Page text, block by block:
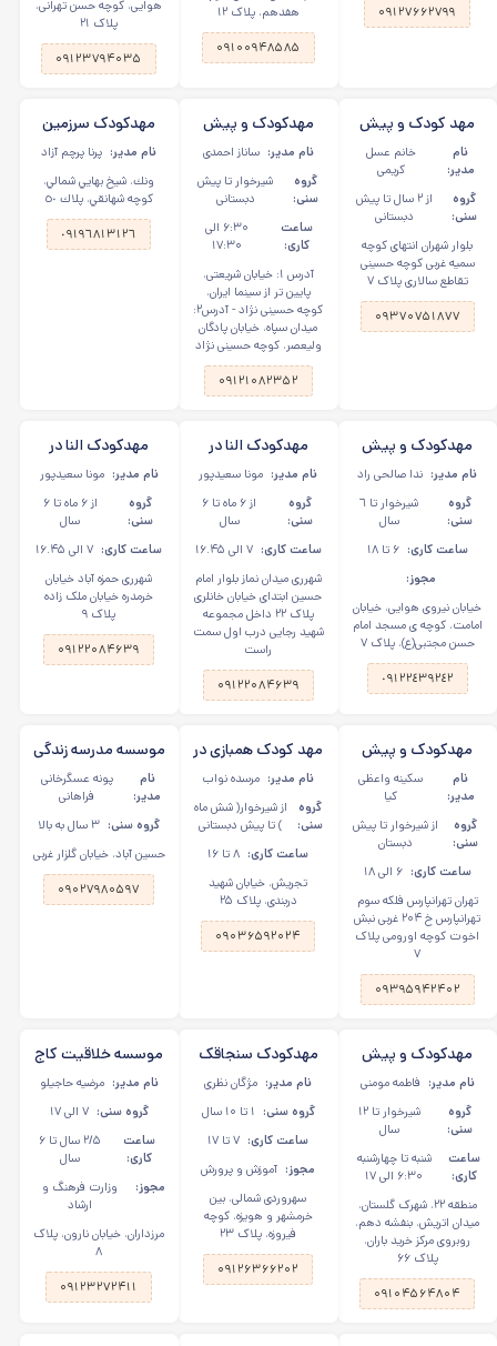
۰۹۱۲۷۶۶۲۷۹۹
هفدهم، پلاک ۱۲
۰۹۱۰۰۹۴۸۵۸۵
هوایی، کوچه حسن تهرانی،
پلاک ۲۱
۰۹۱۲۳۷۹۴۰۳۵
مهد کودک و پیش
دبستانی برکه شادی
در شهران جنوبی
نام
مدیر:
خانم عسل
کریمی
گروه
سنی:
از ۲ سال تا پیش
دبستانی
بلوار شهران انتهای کوچه
سمیه غربی کوچه حسینی
تقاطع سالاری پلاک ٧
۰۹۳۷۰۷۵۱۸۷۷
مهدکودک و پیش
دبستانی فرشته های
نام مدیر: ساناز احمدی
گروه
سنی:
شیرخوار تا پیش
دبستانی
ساعت
کاری:
۶:۳۰ الی
۱۷:۳۰
آدرس ۱: خیابان شریعتی،
پایین تر از سینما ایران،
کوچه حسینی نژاد - آدرس۲:
میدان سپاه، خیابان پادگان
ولیعصر، کوچه حسینی نژاد
۰۹۱۲۱۰۸۲۳۵۲
مهدکودک سرزمين
قصه ها در شیخ
نام مدیر: پرنا پرچم آزاد
ونك، شيخ بهايي شمالي،
كوچه شهانقي، پلاك ٥٠
٠٩١٩٦٨١٣١٢٦
مهدکودک و پیش
دبستانی عصر
کوچولوها در نیروی
هوایی، امامت
نام مدیر: ندا صالحی راد
گروه
سنی:
شیرخوار تا ٦
سال
ساعت کاری: ۶ تا ۱۸
مجوز:
خیابان نیروی هوایی، خیابان
امامت، کوچه ی مسجد امام
حسن مجتبی(ع)، پلاک ٧
٠٩١٢٢٤٣٩٢٤٢
مهدکودک النا در
شهرری (شعبه اول)
نام مدیر: مونا سعیدپور
گروه
سنی:
از ۶ ماه تا ۶
سال
ساعت کاری: ۷ الی ۱۶.۴۵
شهرری میدان نماز بلوار امام
حسین ابتدای خیابان خانلری
پلاک ۲۲ داخل مجموعه
شهید رجایی درب اول سمت
راست
۰۹۱۲۲۰۸۴۶۳۹
مهدکودک النا در
شهرری (شعبه دوم)
نام مدیر: مونا سعیدپور
گروه
سنی:
از ۶ ماه تا ۶
سال
ساعت کاری: ۷ الی ۱۶.۴۵
شهرری حمزه آباد خیابان
خرمدره خیابان ملک زاده
پلاک ۹
۰۹۱۲۲۰۸۴۶۳۹
مهدکودک و پیش
دبستانی آتنا در
تهرانپارس
نام
مدیر:
سکینه واعظی
کیا
گروه
سنی:
از شیرخوار تا پیش
دبستان
ساعت کاری: ۶ الی ۱۸
تهران تهرانپارس فلکه سوم
تهرانپارس خ ۲۰۴ غربی نبش
اخوت کوچه اورومی پلاک
۷
۰۹۳۹۵۹۴۲۴۰۲
مهد کودک همبازی در
الهیهنام مدیر: مرسده نواب
گروه
سنی:
از شیرخوار( شش ماه
) تا پیش دبستانی
ساعت کاری: ۸ تا ۱۶
تجریش، خیابان شهید
دربندی، پلاک ۲۵
۰۹۰۳۶۵۹۲۰۲۴
موسسه مدرسه زندگی
در حسین آباد،
پاسداران
نام
مدیر:
پونه عسگرخانی
فراهانی
گروه سنی: ۳ سال به بالا
حسین آباد، خیابان گلزار غربی
۰۹۰۲۷۹۸۰۵۹۷
مهدکودک و پیش
دبستانی هوشمند
نام مدیر: فاطمه مومنی
گروه
سنی:
شیرخوار تا ۱۲
سال
ساعت
کاری:
شنبه تا چهارشنبه
۶:۳۰ الی ۱۷
منطقه ۲۲، شهرک گلستان،
میدان اتریش، بنفشه دهم،
روبروی مرکز خرید باران،
پلاک ۶۶
۰۹۱۰۴۵۶۴۸۰۴
مهدکودک سنجاقک
ها در سهروردی
نام مدیر: مژگان نظری
گروه سنی: ۱ تا ۱۰ سال
ساعت کاری: ۷ تا ۱۷
مجوز: آموزش و پرورش
سهروردی شمالی، بین
خرمشهر و هویزه، کوچه
فیروزه، پلاک ۲۳
۰۹۱۲۶۳۶۶۲۰۲
موسسه خلاقیت کاج
در مرزداراننام مدیر: مرضیه حاجیلو
گروه سنی: ۷ الی ۱۷
ساعت
کاری:
۲/۵ سال تا ۶
سال
مجوز:
وزارت فرهنگ و
ارشاد
مرزداران، خیابان نارون، پلاک
۸
۰۹۱۲۳۲۷۲۴۱۱